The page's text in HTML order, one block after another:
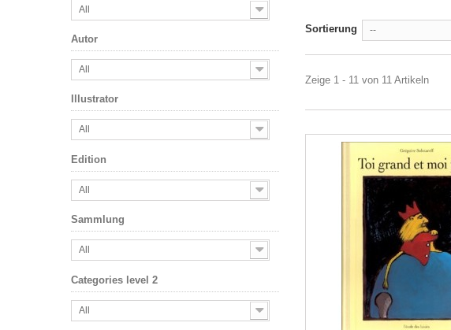
All
Autor
All
Illustrator
All
Edition
All
Sammlung
All
Categories level 2
All
Sortierung --
Zeige 1 - 11 von 11 Artikeln